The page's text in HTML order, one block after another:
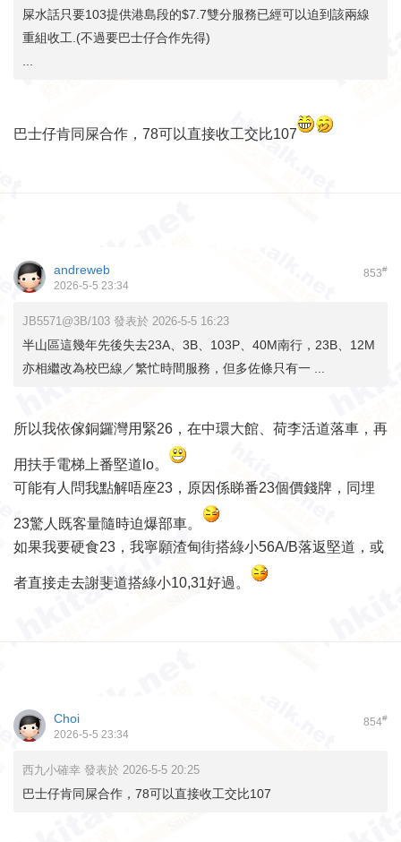
屎水話只要103提供港島段的$7.7雙分服務已經可以迫到該兩線
重組收工.(不過要巴士仔合作先得)
巴士仔肯同屎合作，78可以直接收工交比107
853#
andreweb
2026-5-5 23:34
JB5571@3B/103 發表於 2026-5-5 16:23
半山區這幾年先後失去23A、3B、103P、40M南行，23B、12M
亦相繼改為校巴線／繁忙時間服務，但多佐條只有一 ...
所以我依傢銅鑼灣用緊26，在中環大館、荷李活道落車，再
用扶手電梯上番堅道lo。
可能有人問我點解唔座23，原因係睇番23個價錢牌，同埋
23驚人既客量隨時迫爆部車。
如果我要硬食23，我寧願渣甸街搭綠小56A/B落返堅道，或
者直接走去謝斐道搭綠小10,31好過。
854#
Choi
2026-5-5 23:34
西九小確幸 發表於 2026-5-5 20:25
巴士仔肯同屎合作，78可以直接收工交比107